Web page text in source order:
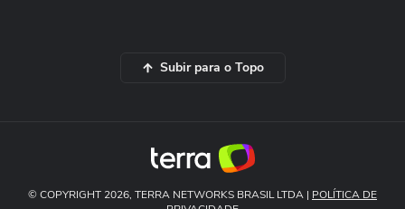
Subir para o Topo
© COPYRIGHT 2026, TERRA NETWORKS BRASIL LTDA | POLÍTICA DE